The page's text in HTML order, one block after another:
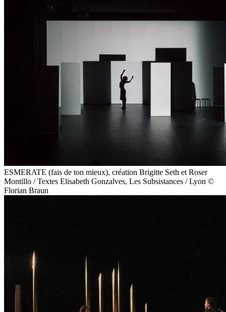
ESMERATE (fais de ton mieux), création Brigitte Seth et Roser
Montillo / Textes Elisabeth Gonzalves, Les Subsistances / Lyon ©
Florian Braun